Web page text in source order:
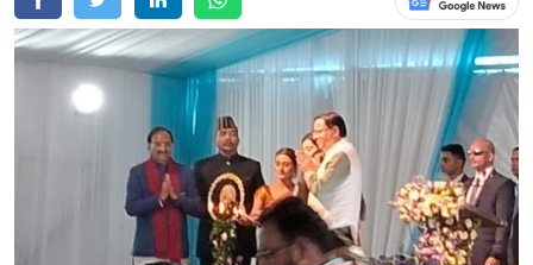
उत्तराखंड
अल्मोड़ा